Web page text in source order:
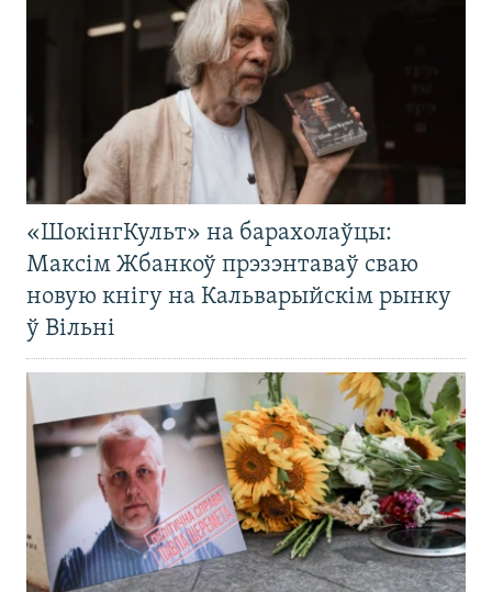
«ШокінгКульт» на барахолаўцы:
Максім Жбанкоў прэзэнтаваў сваю
новую кнігу на Кальварыйскім рынку
ў Вільні